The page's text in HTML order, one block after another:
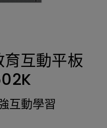
育互動平板
互動學習